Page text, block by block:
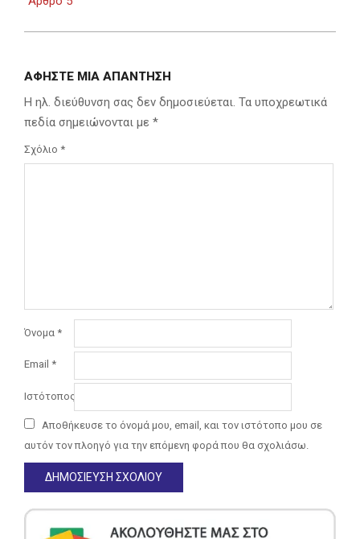
ΑΦΉΣΤΕ ΜΙΑ ΑΠΆΝΤΗΣΗ
Η ηλ. διεύθυνση σας δεν δημοσιεύεται. Τα υποχρεωτικά
πεδία σημειώνονται με *
Σχόλιο *
Όνομα *
Email *
Ιστότοπος
Αποθήκευσε το όνομά μου, email, και τον ιστότοπο μου σε
αυτόν τον πλοηγό για την επόμενη φορά που θα σχολιάσω.